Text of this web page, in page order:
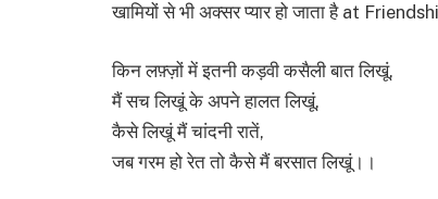
खामियों से भी अक्सर प्यार हो जाता है at
किन लफ़्ज़ों में इतनी कड़वी कसैली बात लिखूं,
मैं सच लिखूं के अपने हालत लिखूं,
कैसे लिखूं मैं चांदनी रातें,
जब गरम हो रेत तो कैसे मैं बरसात लिखूं।।